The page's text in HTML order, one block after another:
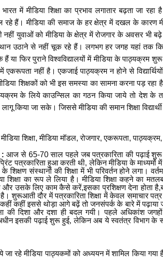
भारत में मीडिया शिक्षा का प्रभाव लगातार बढ़ता जा
रहे हैं। मीडिया की समाज के हर क्षेत्र में दखल के कारण
नहीं युवाओं को मीडिया के क्षेत्र में रोजगार के अवसर भी
उठाने से नहीं चूक रहे हैं। लगभग हर जगह यहां तक कि
या फिर पुराने विश्वविद्यालयों में मीडिया के पाठ्यक्रम
एकरूपता नहीं है। एकजाई पाठ्यक्रम न होने से
शिक्षकों को भी इस समस्या का सामना करना पड़
के लिये काउन्सिल का गठन किया जाये तो देश के
लागू किया जा सके। जिससे मीडिया की समान शिक्षा
मीडिया शिक्षा, मीडिया मॉडल, रोजगार, एकरूपता,
:आज से 65-70 साल पहले जब पत्रकारिता की पढ़ाई शुरू
पत्रकारिता हुआ करती थी, लेकिन मीडिया के
के शिक्षण संस्थानों की शिक्षा में भी परिवर्तन होने लगा।
शिक्षा का रूप ले लिया है। मीडिया शिक्षा कहने का
और उसके लिए काम कैसे करें,इसका प्रशिक्षण देना होता
है। शुरूआती दौर में पत्रकारिता शिक्षा में केवल समाचार
कहीं इससे थोड़ा आगे बढ़ें तो जनसंपर्क के बारे में पढ़ाया
की दिशा और दशा ही बदल गयी। पहले अधिकांश
इसकी पढ़ाई शुरू हुई, लेकिन अब ये स्वतंत्र विभाग के
रहे मीडिया पाठ्यकमों को अध्ययन में शामिल किया गया